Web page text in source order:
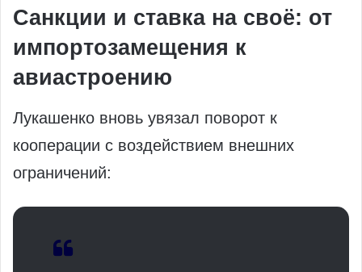
Санкции и ставка на своё: от
импортозамещения к
авиастроению
Лукашенко вновь увязал поворот к
кооперации с воздействием внешних
ограничений: